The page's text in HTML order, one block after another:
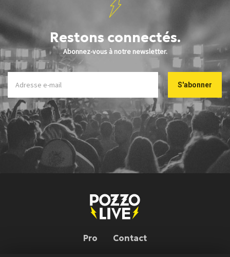
Restons connectés.
Abonnez-vous à notre newsletter.
Pro Contact